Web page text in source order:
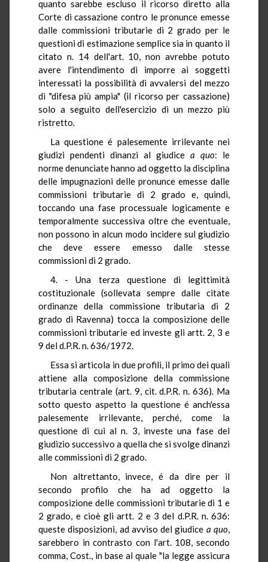
quanto sarebbe escluso il ricorso diretto alla
Corte di cassazione contro le pronunce emesse
dalle commissioni tributarie di 2 grado per le
questioni di estimazione semplice sia in quanto il
citato n. 14 dell'art. 10, non avrebbe potuto
avere l'intendimento di imporre ai soggetti
interessati la possibilità di avvalersi del mezzo
di "difesa più ampia" (il ricorso per cassazione)
solo a seguito dell'esercizio di un mezzo più
ristretto.
La questione é palesemente irrilevante nei
giudizi pendenti dinanzi al giudice a quo: le
norme denunciate hanno ad oggetto la disciplina
delle impugnazioni delle pronunce emesse dalle
commissioni tributarie di 2 grado e, quindi,
toccando una fase processuale logicamente e
temporalmente successiva oltre che eventuale,
non possono in alcun modo incidere sul giudizio
che deve essere emesso dalle stesse
commissioni di 2 grado.
4. - Una terza questione di legittimità
costituzionale (sollevata sempre dalle citate
ordinanze della commissione tributaria di 2
grado di Ravenna) tocca la composizione delle
commissioni tributarie ed investe gli artt. 2, 3 e
9 del d.P.R. n. 636/1972.
Essa si articola in due profili, il primo dei quali
attiene alla composizione della commissione
tributaria centrale (art. 9, cit. d.P.R. n. 636). Ma
sotto questo aspetto la questione é anch'essa
palesemente irrilevante, perché, come la
questione di cui al n. 3, investe una fase del
giudizio successivo a quella che si svolge dinanzi
alle commissioni di 2 grado.
Non altrettanto, invece, é da dire per il
secondo profilo che ha ad oggetto la
composizione delle commissioni tributarie di 1 e
2 grado, e cioè gli artt. 2 e 3 del d.P.R. n. 636:
queste disposizioni, ad avviso del giudice a quo,
sarebbero in contrasto con l'art. 108, secondo
comma, Cost., in base al quale "la legge assicura